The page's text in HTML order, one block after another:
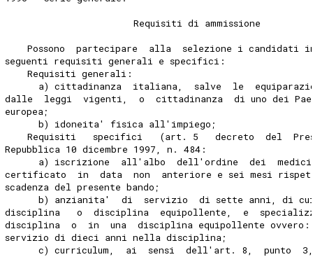
                       Requisiti di ammissione
Possono  partecipare  alla  selezione i candidati
seguenti requisiti generali e specifici:
    Requisiti generali:
a) cittadinanza  italiana,  salve  le
dalle  leggi  vigenti,  o  cittadinanza  di uno dei
europea;
      b) idoneita' fisica all'impiego;
Requisiti   specifici   (art. 5   decreto  del
Repubblica 10 dicembre 1997, n. 484:
a) iscrizione  all'albo  dell'ordine  dei
certificato  in  data  non  anteriore e sei mesi
scadenza del presente bando;
b) anzianita'  di  servizio  di sette anni, di
disciplina   o  disciplina  equipollente,  e
disciplina  o  in  una  disciplina equipollente
servizio di dieci anni nella disciplina;
c) curriculum,  ai  sensi  dell'art. 8,  punto